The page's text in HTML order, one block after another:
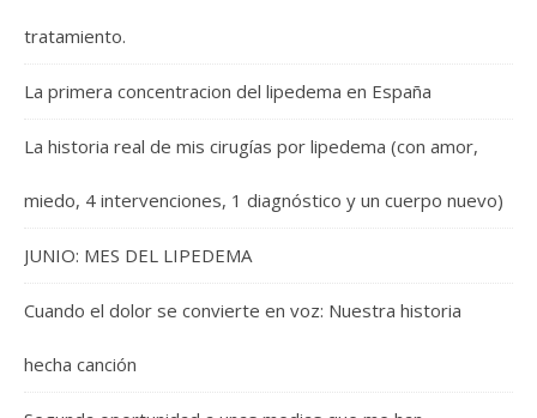
tratamiento.
La primera concentracion del lipedema en España
La historia real de mis cirugías por lipedema (con amor,
miedo, 4 intervenciones, 1 diagnóstico y un cuerpo nuevo)
JUNIO: MES DEL LIPEDEMA
Cuando el dolor se convierte en voz: Nuestra historia
hecha canción